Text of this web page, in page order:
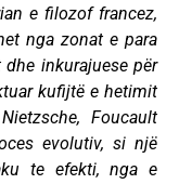
e filozof francez,
nga zonat e para
inkurajuese për
kufijtë e hetimit
Foucault
evolutiv, si një
te efekti, nga e